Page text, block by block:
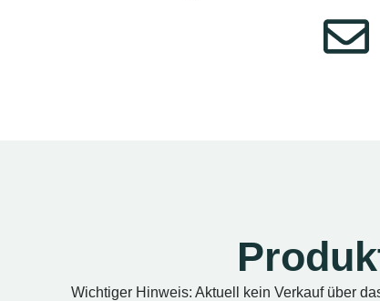
Wichtiger Hinweis: Aktuell kein Verkauf über